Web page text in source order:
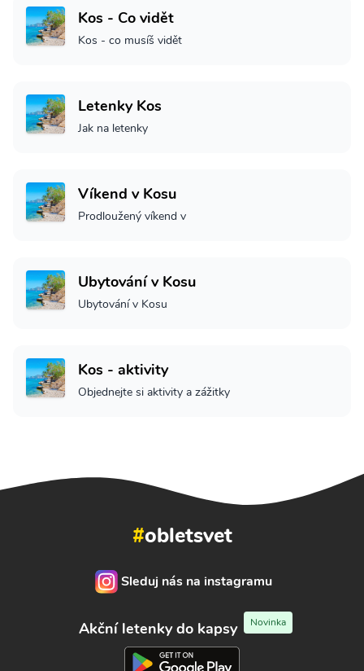
Kos - Co vidět
Kos - co musíš vidět
Letenky Kos
Jak na letenky
Víkend v Kosu
Prodloužený víkend v
Ubytování v Kosu
Ubytování v Kosu
Kos - aktivity
Objednejte si aktivity a zážitky
#obletsvet
Sleduj nás na instagramu
Akční letenky do kapsy Novinka